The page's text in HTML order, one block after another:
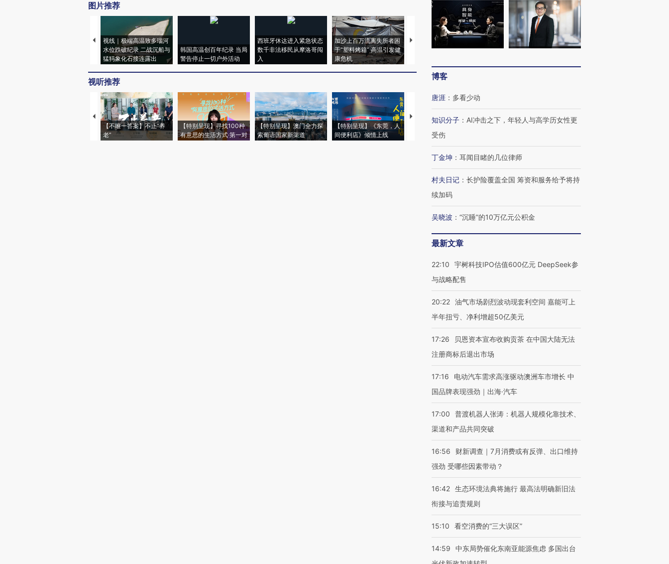
图片推荐
视线｜极端高温致多瑙河
水位跌破纪录 二战沉船与
猛犸象化石接连露出
韩国高温创百年纪录 当局
警告停止一切户外活动
西班牙休达进入紧急状态
数千非法移民从摩洛哥闯
入
加沙上百万流离失所者困
于“塑料烤箱” 高温引发健
康危机
视线｜HYROX的吸金
术：是什么让中产们甘
马航飞行员跨国走私7万
粒摇头丸 尿检体内含3种
视线｜被称为“蟑螂”的印
度Z世代 用街头抗争将教
视听推荐
【不唯一答案】不止“养
老”
【特别呈现】寻找100种
有意思的生活方式·第一对
【特别呈现】澳门全力探
索葡语国家新渠道
【特别呈现】《东莞，人
间便利店》倾情上线
【推广】走进第四届链博
会，让数智科技“链”接产
【特别呈现】寻找100种
【商旅对话】华住集团
CFO：不靠规模取胜，华
博客
唐涯 ： 多看少动
知识分子 ： AI冲击之下，年轻人与高学历女性更
受伤
丁金坤 ： 耳闻目睹的几位律师
村夫日记 ： 长护险覆盖全国 筹资和服务给予将持
续加码
吴晓波 ： “沉睡”的10万亿元公积金
最新文章
22:10
宇树科技IPO估值600亿元 DeepSeek参
与战略配售
20:22 油气市场剧烈波动现套利空间 嘉能可上
半年扭亏、净利增超50亿美元
17:26
贝恩资本宣布收购贡茶 在中国大陆无法
注册商标后退出市场
17:16
电动汽车需求高涨驱动澳洲车市增长 中
国品牌表现强劲｜出海·汽车
17:00
普渡机器人张涛：机器人规模化靠技术、
渠道和产品共同突破
16:56
财新调查｜7月消费或有反弹、出口维持
强劲 受哪些因素带动？
16:42 生态环境法典将施行 最高法明确新旧法
衔接与追责规则
15:10 看空消费的“三大误区”
14:59
中东局势催化东南亚能源焦虑 多国出台